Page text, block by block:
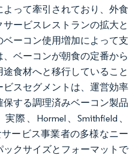
って牽引されており、外食
ービスレストランの拡大と
ーコン使用増加によって支
ベーコンが朝食の定番から
食材へと移行していること
スセグメントは、運営効率
する調理済みベーコン製品
際、Hormel、Smithfield、
ービス事業者の多様なニー
クサイズとフォーマットで